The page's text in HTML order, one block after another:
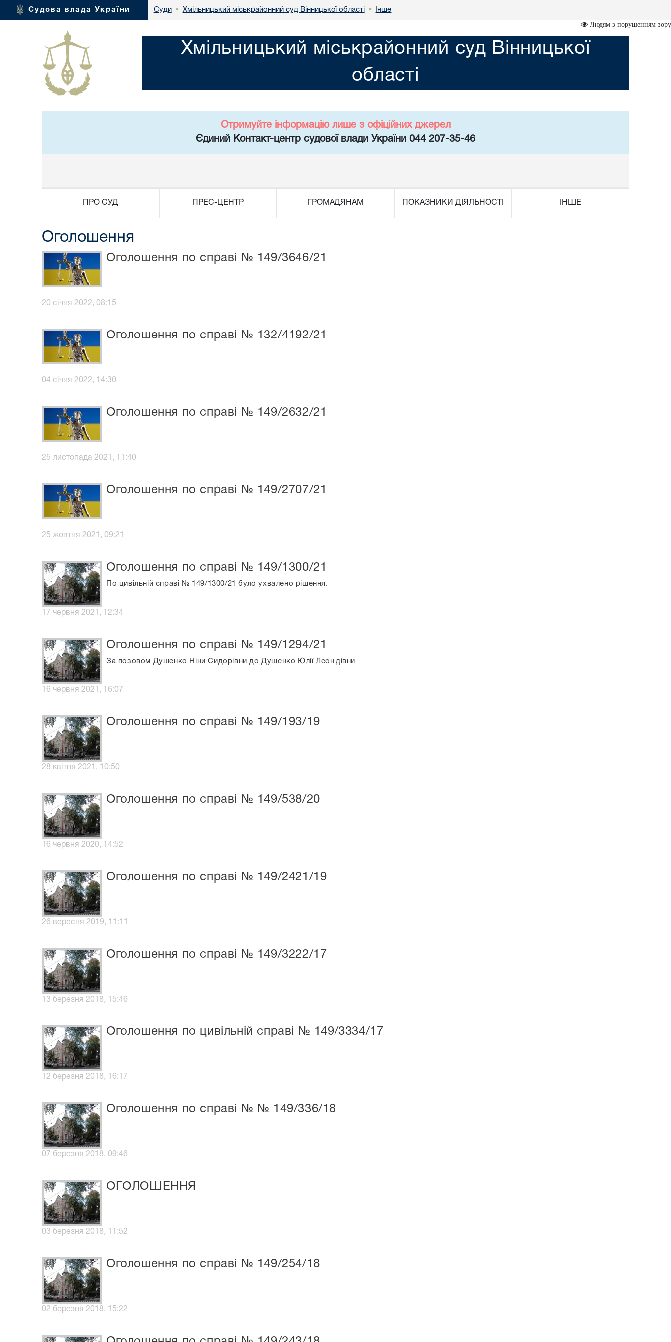
Судова влада України Суди • Хмільницький міськрайонний суд Вінницької області • Інше
Людям з порушенням зору
Хмільницький міськрайонний суд Вінницької
області
Отримуйте інформацію лише з офіційних джерел
Єдиний Контакт-центр судової влади України 044 207-35-46
ПРО СУД ПРЕС-ЦЕНТР ГРОМАДЯНАМ ПОКАЗНИКИ ДІЯЛЬНОСТІ ІНШЕ
Оголошення
Оголошення по справі № 149/3646/21
20 січня 2022, 08:15
Оголошення по справі № 132/4192/21
04 січня 2022, 14:30
Оголошення по справі № 149/2632/21
25 листопада 2021, 11:40
Оголошення по справі № 149/2707/21
25 жовтня 2021, 09:21
Оголошення по справі № 149/1300/21
По цивільній справі № 149/1300/21 було ухвалено рішення.
17 червня 2021, 12:34
Оголошення по справі № 149/1294/21
За позовом Душенко Ніни Сидорівни до Душенко Юлії Леонідівни
16 червня 2021, 16:07
Оголошення по справі № 149/193/19
28 квітня 2021, 10:50
Оголошення по справі № 149/538/20
16 червня 2020, 14:52
Оголошення по справі № 149/2421/19
26 вересня 2019, 11:11
Оголошення по справі № 149/3222/17
13 березня 2018, 15:46
Оголошення по цивільній справі № 149/3334/17
12 березня 2018, 16:17
Оголошення по справі № № 149/336/18
07 березня 2018, 09:46
ОГОЛОШЕННЯ
03 березня 2018, 11:52
Оголошення по справі № 149/254/18
02 березня 2018, 15:22